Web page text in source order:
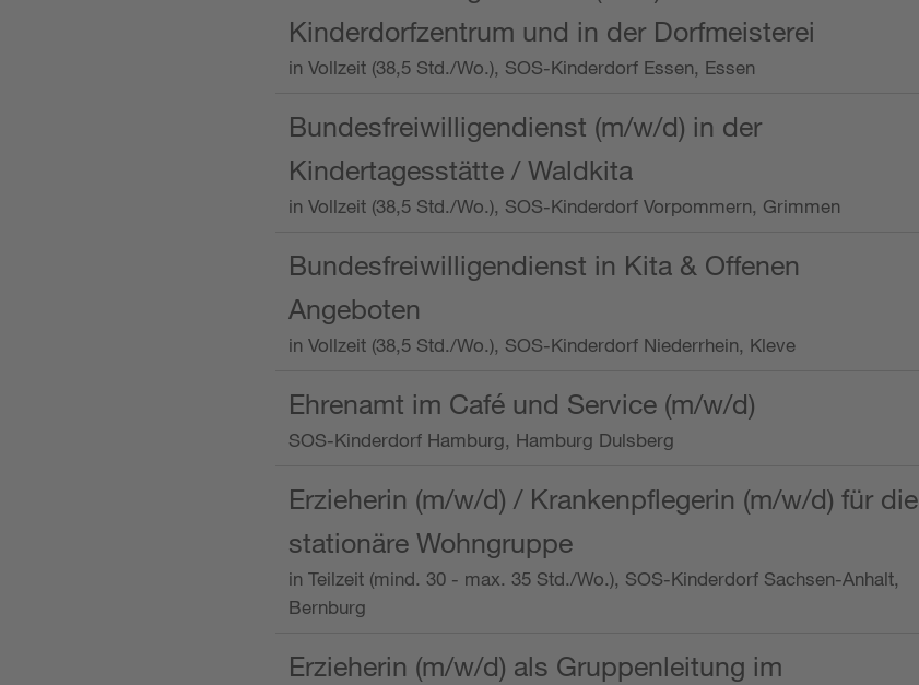
Kinderdorfzentrum und in der Dorfmeisterei
in Vollzeit (38,5 Std./Wo.), SOS-Kinderdorf Essen, Essen
Bundesfreiwilligendienst (m/w/d) in der
Kindertagesstätte / Waldkita
in Vollzeit (38,5 Std./Wo.), SOS-Kinderdorf Vorpommern, Grimmen
Bundesfreiwilligendienst in Kita & Offenen
Angeboten
in Vollzeit (38,5 Std./Wo.), SOS-Kinderdorf Niederrhein, Kleve
Ehrenamt im Café und Service (m/w/d)
SOS-Kinderdorf Hamburg, Hamburg Dulsberg
Erzieherin (m/w/d) / Krankenpflegerin (m/w/d) für die
stationäre Wohngruppe
in Teilzeit (mind. 30 - max. 35 Std./Wo.), SOS-Kinderdorf Sachsen-Anhalt,
Bernburg
Erzieherin (m/w/d) als Gruppenleitung im